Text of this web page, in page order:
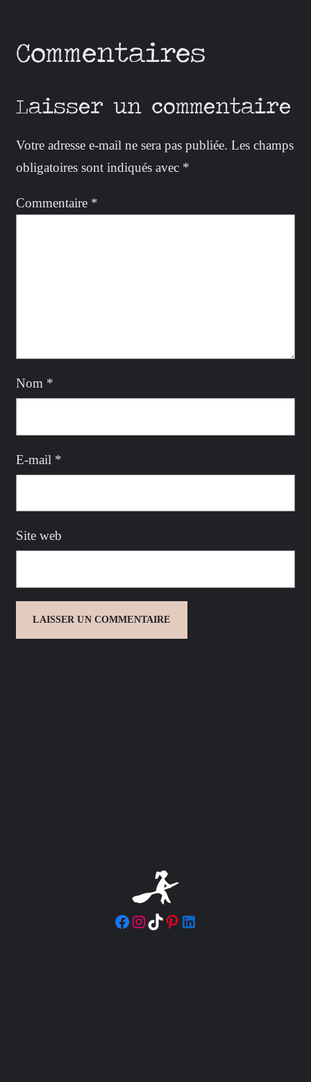
Commentaires
Laisser un commentaire
Votre adresse e-mail ne sera pas publiée. Les champs
obligatoires sont indiqués avec *
Commentaire *
Nom *
E-mail *
Site web
Facebook
Instagram
TikTok
PinterestLinkedIn